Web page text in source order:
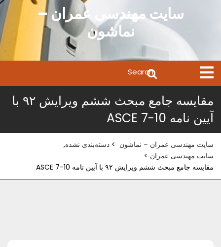
سایت مهندسی عمران –
نماشون
Open
Menu
for:
مقایسه جامع مبحث ششم ویرایش ۹۲ با
آیین نامه ASCE 7-10
سایت مهندسی عمران – نماشون > دسته‌بندی نشده,
سایت مهندسی عمران >
مقایسه جامع مبحث ششم ویرایش ۹۲ با آیین نامه ASCE 7-10